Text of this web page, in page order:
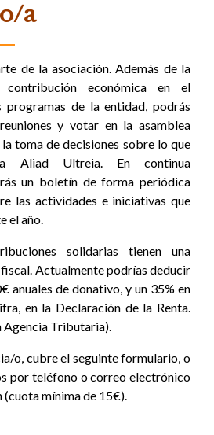
a
de la asociación. Además de la
económica en el
programas de la entidad, podrás
y votar en la asamblea
toma de decisiones sobre lo que
Aliad Ultreia. En continua
un boletín de forma periódica
las actividades e iniciativas que
el año.
solidarias tienen una
Actualmente podrías deducir
anuales de donativo, y un 35% en
en la Declaración de la Renta.
Agencia Tributaria).
o, cubre el seguinte formulario, o
por teléfono o correo electrónico
mínima de 15€).